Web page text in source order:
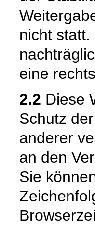
nicht
eine
2.2 Diese
Schutz
anderer
an den
Sie